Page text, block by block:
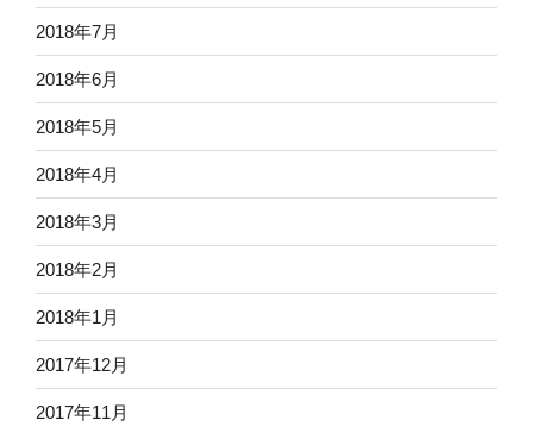
2018年7月
2018年6月
2018年5月
2018年4月
2018年3月
2018年2月
2018年1月
2017年12月
2017年11月